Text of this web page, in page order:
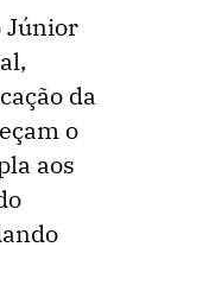
Júnior
da
o
aos